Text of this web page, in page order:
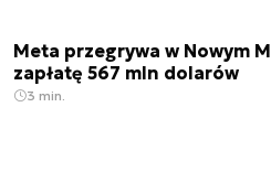
Meta przegrywa w Nowym
zapłatę 567 mln dolarów
3 min.